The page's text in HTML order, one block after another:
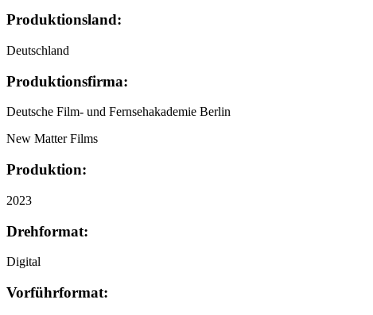
Produktionsland:
Deutschland
Produktionsfirma:
Deutsche Film- und Fernsehakademie Berlin
New Matter Films
Produktion:
2023
Drehformat:
Digital
Vorführformat: